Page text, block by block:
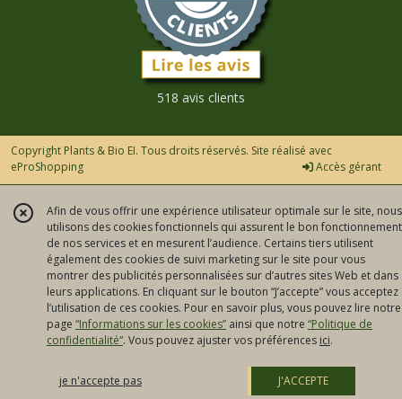
518 avis clients
Copyright Plants & Bio EI. Tous droits réservés. Site réalisé avec
eProShopping
Accès gérant
Afin de vous offrir une expérience utilisateur optimale sur le site, nous
utilisons des cookies fonctionnels qui assurent le bon fonctionnement
de nos services et en mesurent l’audience. Certains tiers utilisent
également des cookies de suivi marketing sur le site pour vous
montrer des publicités personnalisées sur d’autres sites Web et dans
leurs applications. En cliquant sur le bouton “J’accepte” vous acceptez
l’utilisation de ces cookies. Pour en savoir plus, vous pouvez lire notre
page “Informations sur les cookies” ainsi que notre “Politique de
confidentialité“. Vous pouvez ajuster vos préférences ici.
je n'accepte pas J'ACCEPTE